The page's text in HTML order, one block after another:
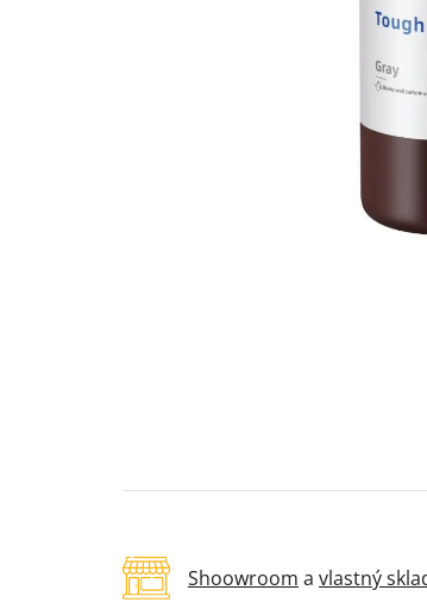
Shoowroom a vlastný